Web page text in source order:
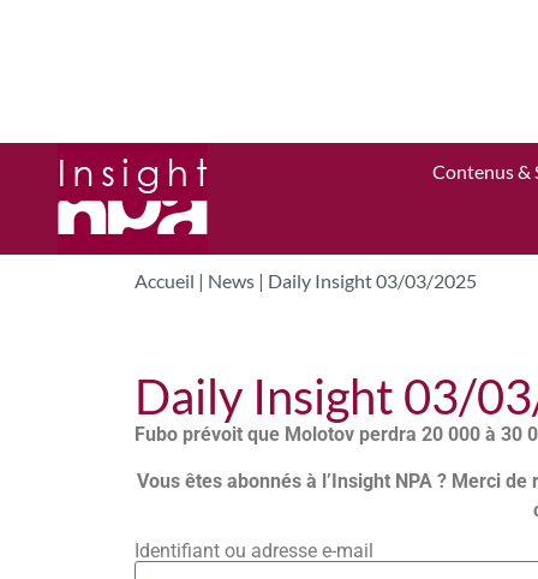
Contenus &
Accueil | News | Daily Insight 03/03/2025
Daily Insight 03/
Fubo prévoit que Molotov perdra 20 000 à 30
Vous êtes abonnés à l’Insight NPA ? Merci
Identifiant ou adresse e-mail